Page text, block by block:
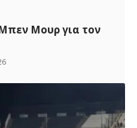
Μουρ για τον